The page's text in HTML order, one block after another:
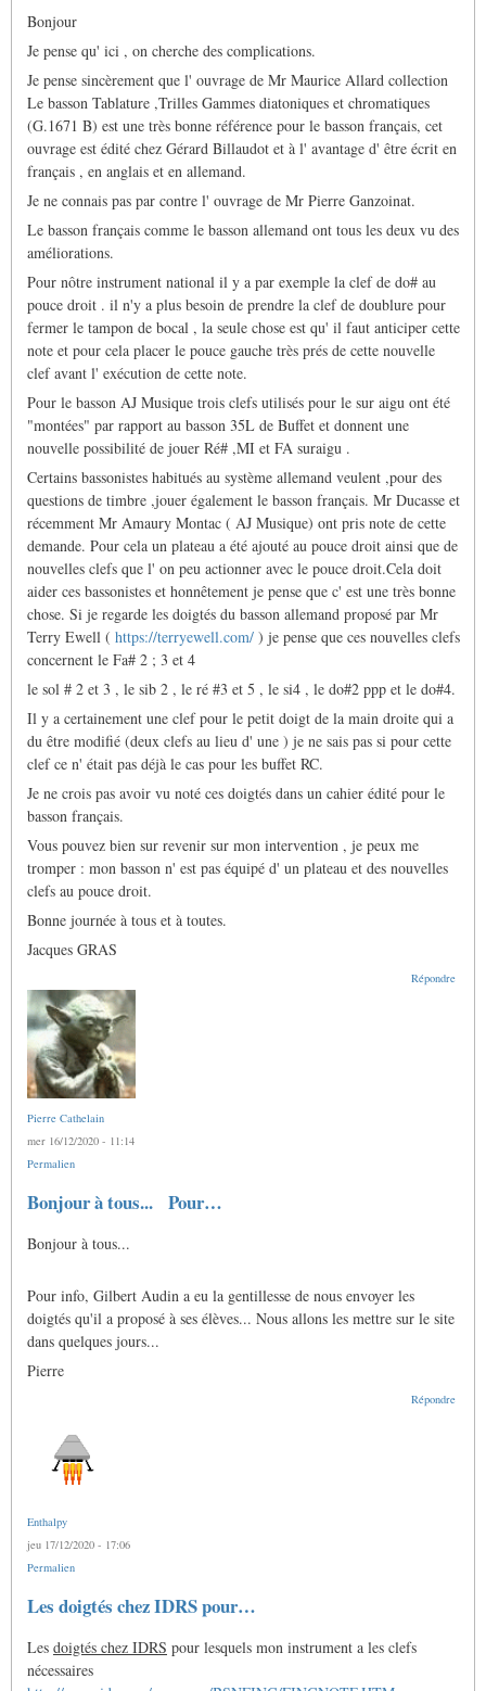
Bonjour
Je pense qu' ici , on cherche des complications.
Je pense sincèrement que l' ouvrage de Mr Maurice Allard collection
Le basson Tablature ,Trilles Gammes diatoniques et chromatiques
(G.1671 B) est une très bonne référence pour le basson français, cet
ouvrage est édité chez Gérard Billaudot et à l' avantage d' être écrit en
français , en anglais et en allemand.
Je ne connais pas par contre l' ouvrage de Mr Pierre Ganzoinat.
Le basson français comme le basson allemand ont tous les deux vu des
améliorations.
Pour nôtre instrument national il y a par exemple la clef de do# au
pouce droit . il n'y a plus besoin de prendre la clef de doublure pour
fermer le tampon de bocal , la seule chose est qu' il faut anticiper cette
note et pour cela placer le pouce gauche très prés de cette nouvelle
clef avant l' exécution de cette note.
Pour le basson AJ Musique trois clefs utilisés pour le sur aigu ont été
"montées" par rapport au basson 35L de Buffet et donnent une
nouvelle possibilité de jouer Ré# ,MI et FA suraigu .
Certains bassonistes habitués au système allemand veulent ,pour des
questions de timbre ,jouer également le basson français. Mr Ducasse et
récemment Mr Amaury Montac ( AJ Musique) ont pris note de cette
demande. Pour cela un plateau a été ajouté au pouce droit ainsi que de
nouvelles clefs que l' on peu actionner avec le pouce droit.Cela doit
aider ces bassonistes et honnêtement je pense que c' est une très bonne
chose. Si je regarde les doigtés du basson allemand proposé par Mr
Terry Ewell ( https://terryewell.com/ ) je pense que ces nouvelles clefs
concernent le Fa# 2 ; 3 et 4
le sol # 2 et 3 , le sib 2 , le ré #3 et 5 , le si4 , le do#2 ppp et le do#4.
Il y a certainement une clef pour le petit doigt de la main droite qui a
du être modifié (deux clefs au lieu d' une ) je ne sais pas si pour cette
clef ce n' était pas déjà le cas pour les buffet RC.
Je ne crois pas avoir vu noté ces doigtés dans un cahier édité pour le
basson français.
Vous pouvez bien sur revenir sur mon intervention , je peux me
tromper : mon basson n' est pas équipé d' un plateau et des nouvelles
clefs au pouce droit.
Bonne journée à tous et à toutes.
Jacques GRAS
Répondre
Pierre Cathelain
mer 16/12/2020 - 11:14
Permalien
Bonjour à tous... Pour…
Bonjour à tous...
Pour info, Gilbert Audin a eu la gentillesse de nous envoyer les
doigtés qu'il a proposé à ses élèves... Nous allons les mettre sur le site
dans quelques jours...
Pierre
Répondre
Enthalpy
jeu 17/12/2020 - 17:06
Permalien
Les doigtés chez IDRS pour…
Les doigtés chez IDRS pour lesquels mon instrument a les clefs
nécessaires